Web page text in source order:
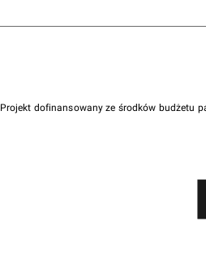
Projekt dofinansowany ze środków budżetu